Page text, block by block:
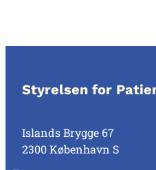
Styrelsen for
Islands Brygge 67
2300 København S